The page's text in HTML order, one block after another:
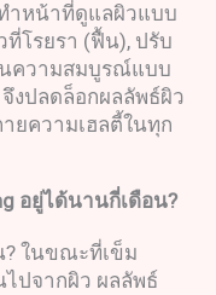
ำหน้าที่ดูแลผิวแบบ
โรยรา (ฟื้น), ปรับ
ความสมบูรณ์แบบ
งปลดล็อกผลลัพธ์ผิว
ยความเฮลตี้ในทุก
อยู่ได้นานกี่เดือน?
? ในขณะที่เข็ม
ปจากผิว ผลลัพธ์